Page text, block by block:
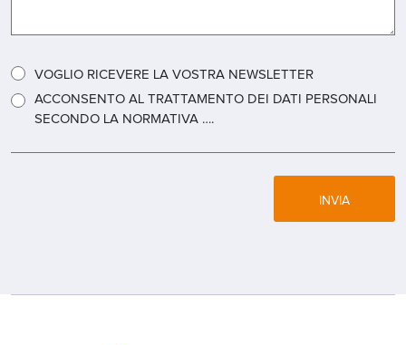
VOGLIO RICEVERE LA VOSTRA NEWSLETTER
ACCONSENTO AL TRATTAMENTO DEI DATI PERSONALI
SECONDO LA NORMATIVA ….
INVIA